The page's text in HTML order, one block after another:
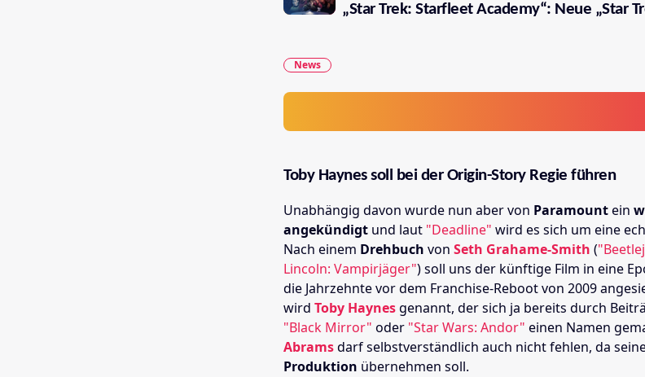
„Star Trek: Starfleet Academy“: Neue „Star
News
Toby Haynes soll bei der Origin-Story Regie führen
Unabhängig davon wurde nun aber von Paramountein
angekündigt und laut "Deadline" wird es sich um eine
Nach einem Drehbuch von Seth Grahame-Smith (
Lincoln: Vampirjäger") soll uns der künftige Film in eine
die Jahrzehnte vor dem Franchise-Reboot von 2009
wird Toby Haynesgenannt, der sich ja bereits durch
"Black Mirror" oder "Star Wars: Andor" einen Namen
Abramsdarf selbstverständlich auch nicht fehlen, da
Produktion übernehmen soll.